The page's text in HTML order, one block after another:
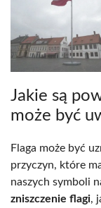
Jakie są
może być
Flaga może być
przyczyn, które
naszych symboli
zniszczenie flagi,